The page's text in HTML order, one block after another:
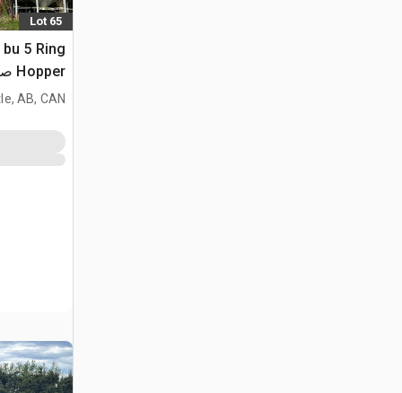
Lot 65
5 Ring
Hopper صومعة الحبوب
AB, CAN